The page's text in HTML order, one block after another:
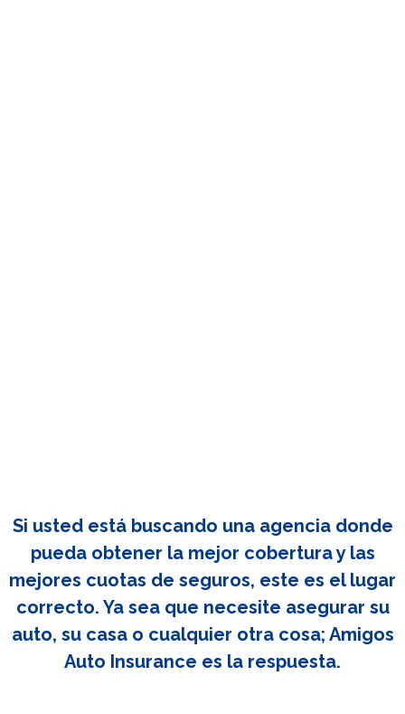
Si usted está buscando una agencia donde
pueda obtener la mejor cobertura y las
mejores cuotas de seguros, este es el lugar
correcto. Ya sea que necesite asegurar su
auto, su casa o cualquier otra cosa; Amigos
Auto Insurance es la respuesta.